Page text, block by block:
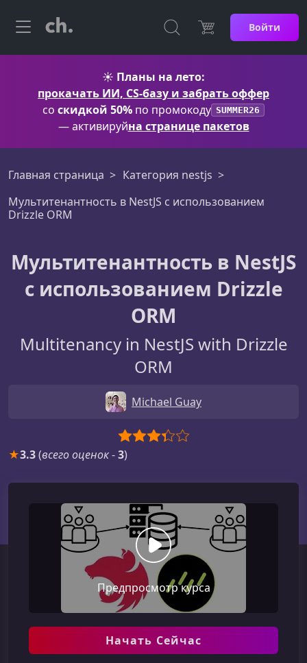
Войти
☀️ Планы на лето:
прокачать ИИ, CS-базу и забрать оффер
со скидкой 50% по промокоду SUMMER26
— активируйна странице пакетов
Главная страница
Категория nestjs
Мультитенантность в NestJS с использованием
Drizzle ORM
Мультитенантность в NestJS
с использованием Drizzle
ORM
Multitenancy in NestJS with Drizzle
ORM
Michael Guay
★3.3(всего оценок-3)
Предпросмотр курса
Начать Сейчас